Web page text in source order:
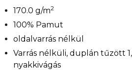
170.0 g/m2
100% Pamut
oldalvarrás nélkül
Varrás nélküli, duplán tűzött
nyakkivágás